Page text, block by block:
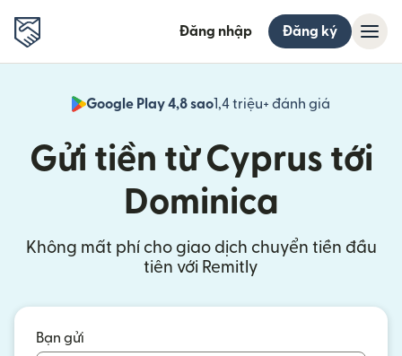
Đăng nhập Đăng ký
Google Play 4,8 sao1,4 triệu+ đánh giá
Gửi tiền từ Cyprus tới
Dominica
Không mất phí cho giao dịch chuyển tiền đầu
tiên với Remitly
Bạn gửi